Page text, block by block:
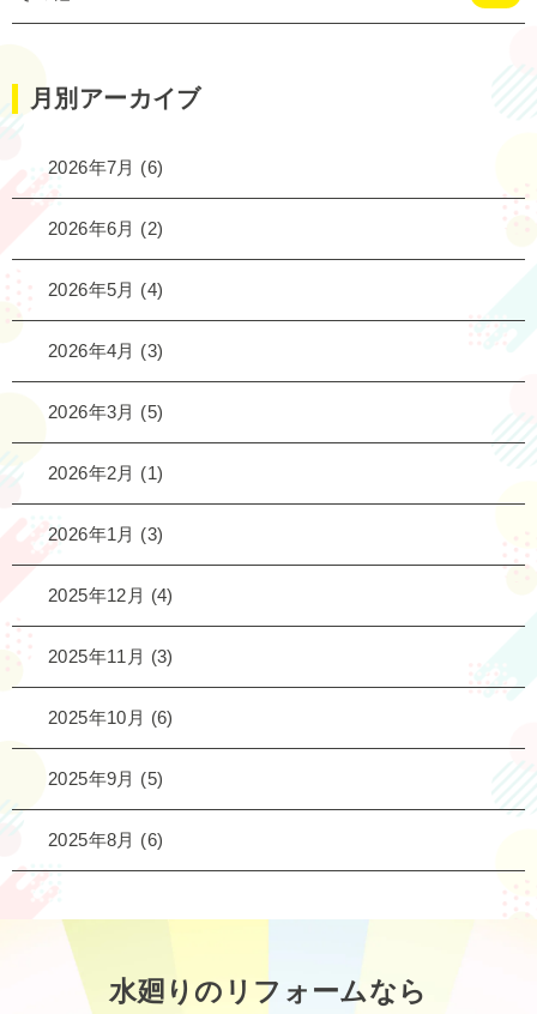
月別アーカイブ
2026年7月 (6)
2026年6月 (2)
2026年5月 (4)
2026年4月 (3)
2026年3月 (5)
2026年2月 (1)
2026年1月 (3)
2025年12月 (4)
2025年11月 (3)
2025年10月 (6)
2025年9月 (5)
2025年8月 (6)
水廻りのリフォームなら